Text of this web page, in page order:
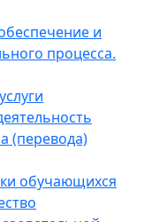
и
процесса.
(перевода)
обучающихся